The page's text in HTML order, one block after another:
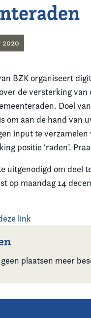
2020
BZK organiseert
de versterking van
Doel
om aan de hand van
input te verzamelen
positie ‘raden’.
uitgenodigd om deel
op maandag 14
link
plaatsen meer